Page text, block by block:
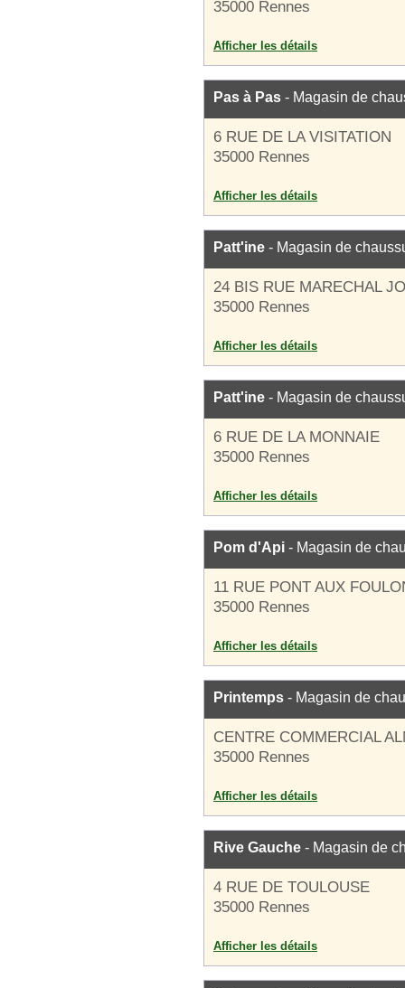
35000 Rennes
Afficher les détails
Pas à Pas - Magasin de
6 RUE DE LA VISITATION
35000 Rennes
Afficher les détails
Patt'ine - Magasin de
24 BIS RUE MARECHAL
35000 Rennes
Afficher les détails
Patt'ine - Magasin de
6 RUE DE LA MONNAIE
35000 Rennes
Afficher les détails
Pom d'Api - Magasin de
11 RUE PONT AUX
35000 Rennes
Afficher les détails
Printemps - Magasin de
CENTRE COMMERCIAL
35000 Rennes
Afficher les détails
Rive Gauche - Magasin de
4 RUE DE TOULOUSE
35000 Rennes
Afficher les détails